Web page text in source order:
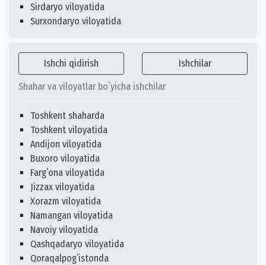
Sirdaryo viloyatida
Surxondaryo viloyatida
Ishchi qidirish Ishchilar
Shahar va viloyatlar bo`yicha ishchilar
Toshkent shaharda
Toshkent viloyatida
Andijon viloyatida
Buxoro viloyatida
Fargʻona viloyatida
Jizzax viloyatida
Xorazm viloyatida
Namangan viloyatida
Navoiy viloyatida
Qashqadaryo viloyatida
Qoraqalpogʻistonda